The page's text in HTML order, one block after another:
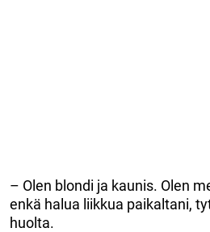
– Olen blondi ja kaunis. Olen
enkä halua liikkua paikaltani,
huolta.